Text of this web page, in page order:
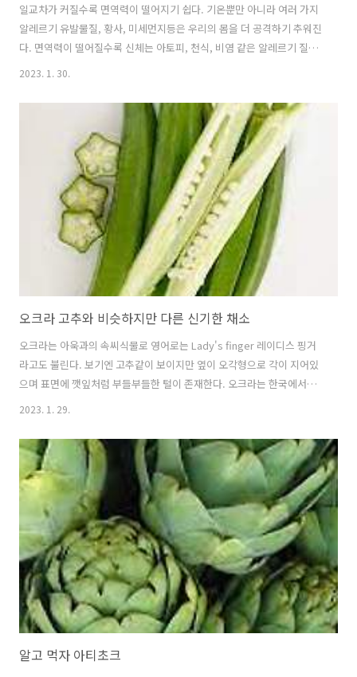
일교차가 커질수록 면역력이 떨어지기 쉽다. 기온뿐만 아니라 여러 가지
알레르기 유발물질, 황사, 미세먼지등은 우리의 몸을 더 공격하기 추워진
다. 면역력이 떨어질수록 신체는 아토피, 천식, 비염 같은 알레르기 질환
에 걸리기 쉽다. 우리는 우리의 면역력을 지키기 위해 노력해야 한다. 클
움을 주는 식품으로 널리 알려져 있다. 클로렐라에 대한 정확한 지식과
효능 및 섭취방법에 대해 알아보자 목차 진한 초록색의 클로렐라, 무엇으
로 만들어진 걸까 자연 해독제의 효능 식탁 위 아름다운 초록색의 향연
및 섭취 시 주의점 진한 초록색의 클로렐라, 무엇으로 만들어진 걸까 클
로렐라는 일종의 플랑크톤으로 민물에 서식하는 작은 족조류이다. 20억
년 전부터 지..
2023. 1. 30.
오크라 고추와 비슷하지만 다른 신기한 채소
오크라는 아욱과의 속씨식물로 영어로는 Lady's finger 레이디스 핑거
라고도 불린다. 보기엔 고추같이 보이지만 옆이 오각형으로 각이 지어있
으며 표면에 깻잎처럼 부들부들한 털이 존재한다. 오크라는 한국에서는
생소하지만 일본과 중국 남부에서 반찬재료로 많이 사용되고 있으며 특
고 우수한 것으로 알려져 있다. 비옥한 토양에서 재배되는 오크라는 잘랐
을 때 미끌거리는 점액질이 있으며 세기의 미인들인 클레오파트라와 양
귀비가 즐겨 먹었다고 전해진다. 한국에는 아직 잘 알려지지 않은 생소한
아열대 채소인 오크라에 대해 알아보자. 목차 오크라의 영양성분 파헤치
기 오크라의 효능 제대로 알고 먹자 나는 오크라를 먹어도 될까? 특유의
맛과 향이 없는 오크라..
2023. 1. 29.
알고 먹자 아티초크